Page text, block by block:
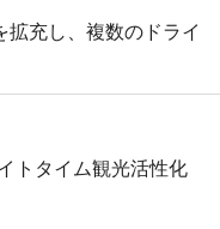
拡充し、複数のドライ
トタイム観光活性化